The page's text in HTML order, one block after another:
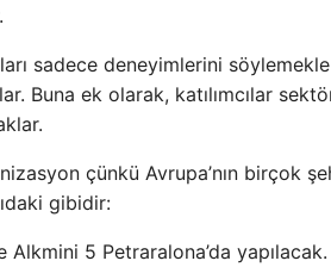
sadece deneyimlerini
Buna ek olarak, katılımcılar
çünkü Avrupa’nın birçok
gibidir:
Alkmini 5 Petraralona’da